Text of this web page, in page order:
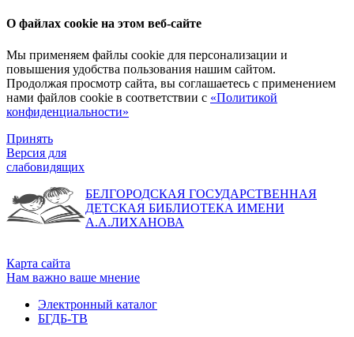
О файлах cookie на этом веб-сайте
Мы применяем файлы cookie для персонализации и
повышения удобства пользования нашим сайтом.
Продолжая просмотр сайта, вы соглашаетесь с применением
нами файлов cookie в соответствии с «Политикой
конфиденциальности»
Принять
Версия для
слабовидящих
БЕЛГОРОДСКАЯ ГОСУДАРСТВЕННАЯ
ДЕТСКАЯ БИБЛИОТЕКА ИМЕНИ
А.А.ЛИХАНОВА
Карта сайта
Нам важно ваше мнение
Электронный каталог
БГДБ-ТВ